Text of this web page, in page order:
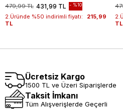
431,99 TL
479,99 TL %10
2.Üründe %50 indirimli fiyatı:
215,99
TL
TL
Ücretsiz Kargo
1500 TL ve Üzeri Siparişlerde
Taksit İmkanı
Tüm Alışverişlerde Geçerli